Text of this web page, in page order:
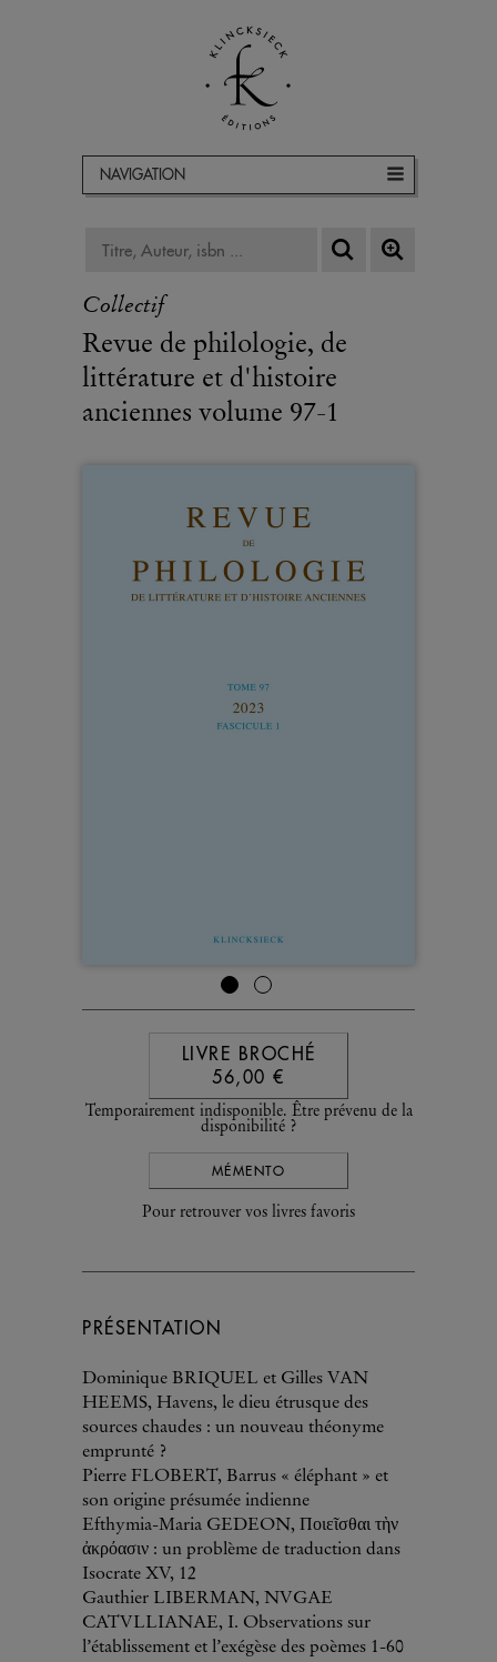
NAVIGATION
Collectif
Revue de philologie, de
littérature et d'histoire
anciennes volume 97-1
LIVRE BROCHÉ
56,00 €
Temporairement indisponible. Être prévenu de la
disponibilité ?
MÉMENTO
Pour retrouver vos livres favoris
PRÉSENTATION
Dominique BRIQUEL et Gilles VAN
HEEMS, Havens, le dieu étrusque des
sources chaudes : un nouveau théonyme
emprunté ?
Pierre FLOBERT, Barrus « éléphant » et
son origine présumée indienne
Efthymia-Maria GEDEON, Ποιεῖσθαι τὴν
ἀκρόασιν : un problème de traduction dans
Isocrate XV, 12
Gauthier LIBERMAN, NVGAE
CATVLLIANAE, I. Observations sur
l’établissement et l’exégèse des poèmes 1-60